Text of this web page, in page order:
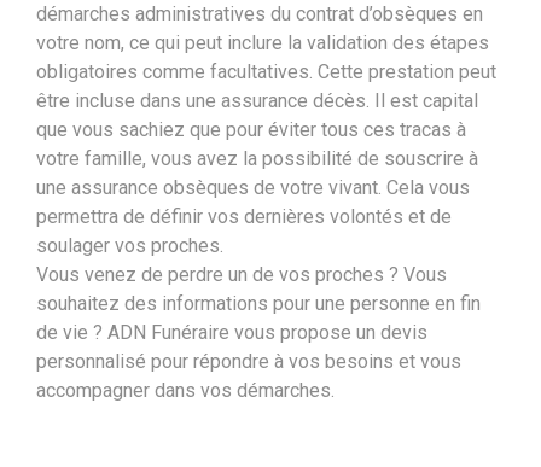
démarches administratives du contrat d’obsèques en
votre nom, ce qui peut inclure la validation des étapes
obligatoires comme facultatives. Cette prestation peut
être incluse dans une assurance décès. Il est capital
que vous sachiez que pour éviter tous ces tracas à
votre famille, vous avez la possibilité de souscrire à
une assurance obsèques de votre vivant. Cela vous
permettra de définir vos dernières volontés et de
soulager vos proches.
Vous venez de perdre un de vos proches ? Vous
souhaitez des informations pour une personne en fin
de vie ? ADN Funéraire vous propose un devis
personnalisé pour répondre à vos besoins et vous
accompagner dans vos démarches.